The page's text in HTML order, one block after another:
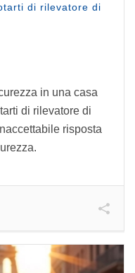
di rilevatore di
in una casa
di rilevatore di
risposta